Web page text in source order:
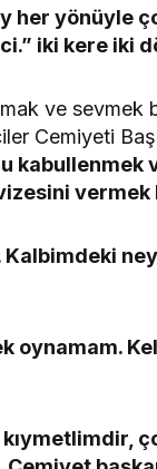
her yönüyle
iki kere iki
ve sevmek
Cemiyeti
kabullenmek
Kalbimdeki
oynamam.